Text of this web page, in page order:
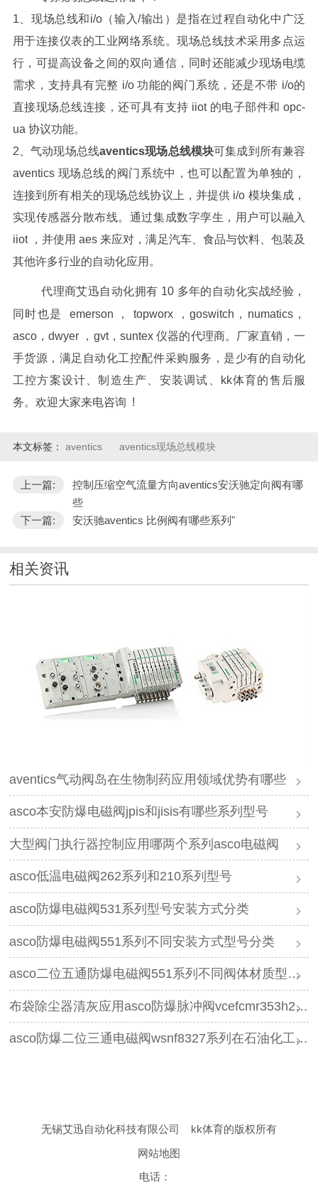
1、现场总线和i/o（输入/输出）是指在过程自动化中广泛
用于连接仪表的工业网络系统。现场总线技术采用多点运
行，可提高设备之间的双向通信，同时还能减少现场电缆
需求，支持具有完整 i/o 功能的阀门系统，还是不带 i/o的
直接现场总线连接，还可具有支持 iiot 的电子部件和 opc-
ua 协议功能。
2、气动现场总线aventics现场总线模块可集成到所有兼容
aventics 现场总线的阀门系统中，也可以配置为单独的，
连接到所有相关的现场总线协议上，并提供 i/o 模块集成，
实现传感器分散布线。通过集成数字孪生，用户可以融入
iiot ，并使用 aes 来应对，满足汽车、食品与饮料、包装及
其他许多行业的自动化应用。
代理商艾迅自动化拥有 10 多年的自动化实战经验，
同时也是 emerson ， topworx ，goswitch，numatics，
asco，dwyer ，gvt，suntex 仪器的代理商。厂家直销，一
手货源，满足自动化工控配件采购服务，是少有的自动化
工控方案设计、制造生产、安装调试、kk体育的售后服
务。欢迎大家来电咨询 !
本文标签： aventics aventics现场总线模块
上一篇:
控制压缩空气流量方向aventics安沃驰定向阀有哪
些
下一篇:
安沃驰aventics 比例阀有哪些系列"
相关资讯
aventics气动阀岛在生物制药应用领域优势有哪些
asco本安防爆电磁阀jpis和jisis有哪些系列型号
大型阀门执行器控制应用哪两个系列asco电磁阀
asco低温电磁阀262系列和210系列型号
asco防爆电磁阀531系列型号安装方式分类
asco防爆电磁阀551系列不同安装方式型号分类
asco二位五通防爆电磁阀551系列不同阀体材质型号分类
布袋除尘器清灰应用asco防爆脉冲阀vcefcmr353h230的优势有哪些
asco防爆二位三通电磁阀wsnf8327系列在石油化工领域的应用优势有哪些
无锡艾迅自动化科技有限公司
kk体育的版权所有
网站地图
电话：